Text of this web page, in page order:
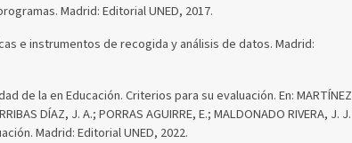
Madrid: Editorial UNED, 2017.
e instrumentos de recogida y análisis de datos. Madrid:
de la en Educación. Criterios para su evaluación. En: MARTÍNEZ
DÍAZ, J. A.; PORRAS AGUIRRE, E.; MALDONADO RIVERA, J. J.
Madrid: Editorial UNED, 2022.